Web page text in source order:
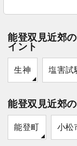
能登双見近郊
イント
生神 塩害試
能登双見近郊
能登町 小松